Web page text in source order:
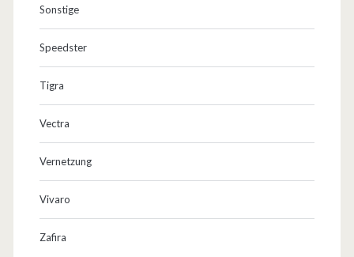
Sonstige
Speedster
Tigra
Vectra
Vernetzung
Vivaro
Zafira